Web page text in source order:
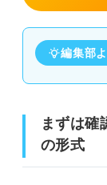
美
書
編集部
まずは確
の形式
例文①結婚式
例文②ヘアセ
例文③ヘアメ
例文④トータ